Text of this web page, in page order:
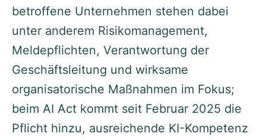
betroffene Unternehmen stehen dabei
unter anderem Risikomanagement,
Meldepflichten, Verantwortung der
Geschäftsleitung und wirksame
organisatorische Maßnahmen im Fokus;
beim AI Act kommt seit Februar 2025 die
Pflicht hinzu, ausreichende KI-Kompetenz